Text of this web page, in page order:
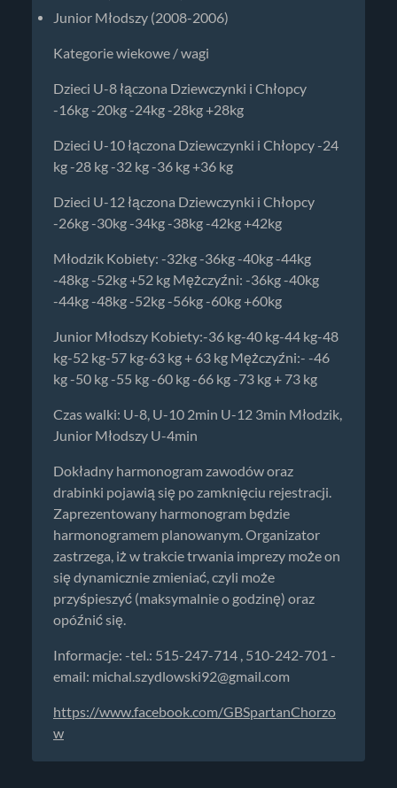
Junior Młodszy (2008-2006)
Kategorie wiekowe / wagi
Dzieci U-8 łączona Dziewczynki i Chłopcy
-16kg -20kg -24kg -28kg +28kg
Dzieci U-10 łączona Dziewczynki i Chłopcy -24
kg -28 kg -32 kg -36 kg +36 kg
Dzieci U-12 łączona Dziewczynki i Chłopcy
-26kg -30kg -34kg -38kg -42kg +42kg
Młodzik Kobiety: -32kg -36kg -40kg -44kg
-48kg -52kg +52 kg Mężczyźni: -36kg -40kg
-44kg -48kg -52kg -56kg -60kg +60kg
Junior Młodszy Kobiety:-36 kg-40 kg-44 kg-48
kg-52 kg-57 kg-63 kg + 63 kg Mężczyźni:- -46
kg -50 kg -55 kg -60 kg -66 kg -73 kg + 73 kg
Czas walki: U-8, U-10 2min U-12 3min Młodzik,
Junior Młodszy U-4min
Dokładny harmonogram zawodów oraz
drabinki pojawią się po zamknięciu rejestracji.
Zaprezentowany harmonogram będzie
harmonogramem planowanym. Organizator
zastrzega, iż w trakcie trwania imprezy może on
się dynamicznie zmieniać, czyli może
przyśpieszyć (maksymalnie o godzinę) oraz
opóźnić się.
Informacje: -tel.: 515-247-714 , 510-242-701 -
email: michal.szydlowski92@gmail.com
https://www.facebook.com/GBSpartanChorzo
w